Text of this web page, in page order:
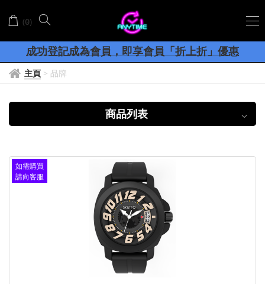
OCTOPUS
八
達
通
(0)
客服聯絡Whatsapp: +852-56017798
成功登記成為會員 ， 即享會員 「折上折」 優惠
網店購物滿
主頁 > 品牌
商品列表
如需購買
請向客服